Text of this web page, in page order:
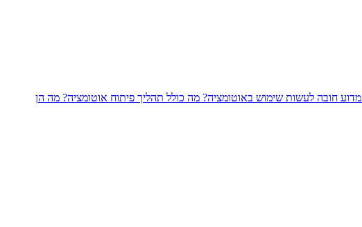
מדוע חובה לעשות שימוש באוטומציה? מה כולל תהליך פיתוח אוטומציה? מה הן